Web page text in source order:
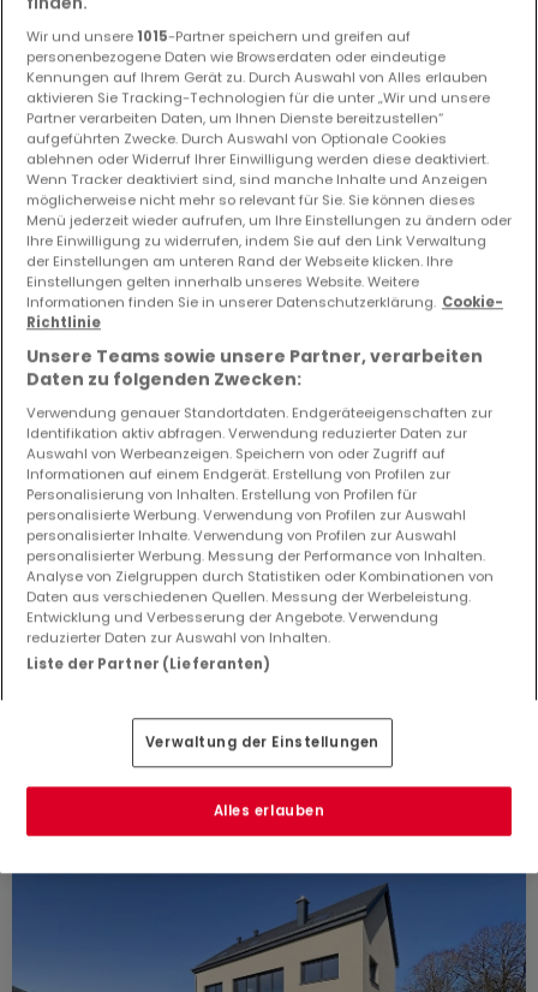
5 Schlafzimmer Häuser kaufen in der Nähe
von Marnach
Kaufen Häuser 5 Schlafzimmer Boxhorn
Kaufen Häuser 5 Schlafzimmer Fischbach
(Clervaux)
930.000 €
5 3 4
Wir und unsere 1015-Partner speichern und greifen auf
personenbezogene Daten wie Browserdaten oder eindeutige
Kennungen auf Ihrem Gerät zu. Durch Auswahl von Alles erlauben
aktivieren Sie Tracking-Technologien für die unter „Wir und unsere
Partner verarbeiten Daten, um Ihnen Dienste bereitzustellen“
aufgeführten Zwecke. Durch Auswahl von Optionale Cookies
ablehnen oder Widerruf Ihrer Einwilligung werden diese deaktiviert.
Wenn Tracker deaktiviert sind, sind manche Inhalte und Anzeigen
möglicherweise nicht mehr so relevant für Sie. Sie können dieses
Menü jederzeit wieder aufrufen, um Ihre Einstellungen zu ändern oder
Ihre Einwilligung zu widerrufen, indem Sie auf den Link Verwaltung
der Einstellungen am unteren Rand der Webseite klicken. Ihre
Einstellungen gelten innerhalb unseres Website. Weitere
Informationen finden Sie in unserer Datenschutzerklärung. Cookie-
Richtlinie
Unsere Teams sowie unsere Partner, verarbeiten
Daten zu folgenden Zwecken:
Verwendung genauer Standortdaten. Endgeräteeigenschaften zur
Identifikation aktiv abfragen. Verwendung reduzierter Daten zur
Auswahl von Werbeanzeigen. Speichern von oder Zugriff auf
Informationen auf einem Endgerät. Erstellung von Profilen zur
Personalisierung von Inhalten. Erstellung von Profilen für
personalisierte Werbung. Verwendung von Profilen zur Auswahl
personalisierter Inhalte. Verwendung von Profilen zur Auswahl
personalisierter Werbung. Messung der Performance von Inhalten.
Analyse von Zielgruppen durch Statistiken oder Kombinationen von
Daten aus verschiedenen Quellen. Messung der Werbeleistung.
Entwicklung und Verbesserung der Angebote. Verwendung
reduzierter Daten zur Auswahl von Inhalten.
Liste der Partner (Lieferanten)
Verwaltung der Einstellungen
Alles erlauben